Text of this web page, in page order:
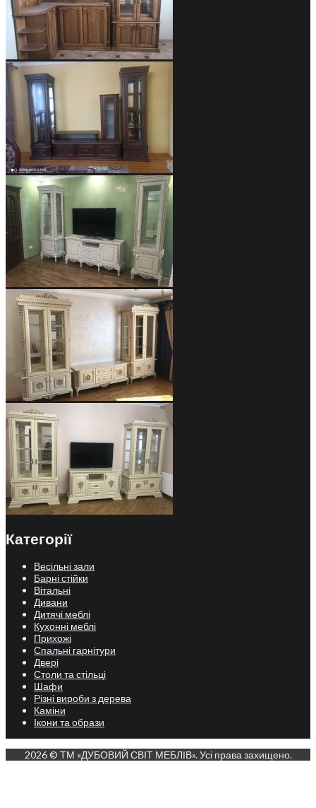
Категорії
Весільні зали
Барні стійки
Вітальні
Дивани
Дитячі меблі
Кухонні меблі
Прихожі
Спальні гарнітури
Двері
Столи та стільці
Шафи
Різні вироби з дерева
Каміни
Ікони та образи
2026 © ТМ «ДУБОВИЙ СВІТ МЕБЛІВ». Усі права захищено.